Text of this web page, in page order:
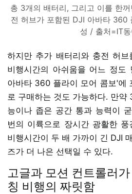
총 3개의 배터리, 그리고 이를 한
전 허브가 포함된 DJI 아바타 360
성 / 출처=IT
하지만 추가 배터리와 충전 허
비행시간의 아쉬움을 어느 정
아바타 360 플라이 모어 콤보'에
로 구매하는 것도 가능하다. 만
능이나 좁은 공간 통과 능력이
번의 이륙으로 장시간 광활한
비행시간이 두 배 가까이 긴 DJI
즈가 더 나은 선택일 수 있다.
고글과 모션 컨트롤러
칭 비행의 짜릿함